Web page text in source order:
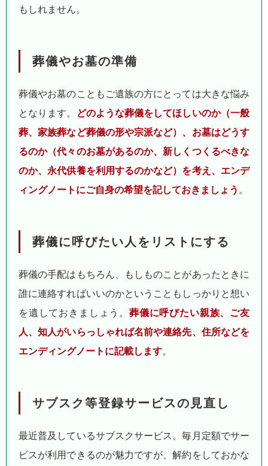
もしれません。
葬儀やお墓の準備
葬儀やお墓のこともご遺族の方にとっては大きな悩み
となります。
どのような葬儀をしてほしいのか（一般
葬、家族葬など葬儀の形や宗派など）、お墓はどうす
るのか（代々のお墓があるのか、新しくつくるべきな
のか、永代供養を利用するのかなど）を考え、エンデ
ィングノートにご自身の希望を記しておきましょう 。
葬儀に呼びたい人をリストにする
葬儀の手配はもちろん、もしものことがあったときに
誰に連絡すればいいのかということもしっかりと想い
を遺しておきましょう。 葬儀に呼びたい親族、ご友
人、知人がいらっしゃれば名前や連絡先、住所などを
エンディングノートに記載します。
サブスク等登録サービスの見直し
最近普及しているサブスクサービス。毎月定額でサー
ビスが利用できるのが魅力ですが、解約をしておかな